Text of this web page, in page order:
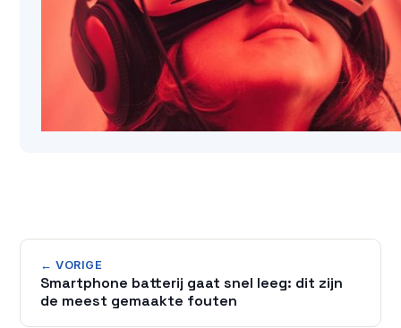
← VORIGE
Smartphone batterij gaat snel leeg: dit zijn
de meest gemaakte fouten